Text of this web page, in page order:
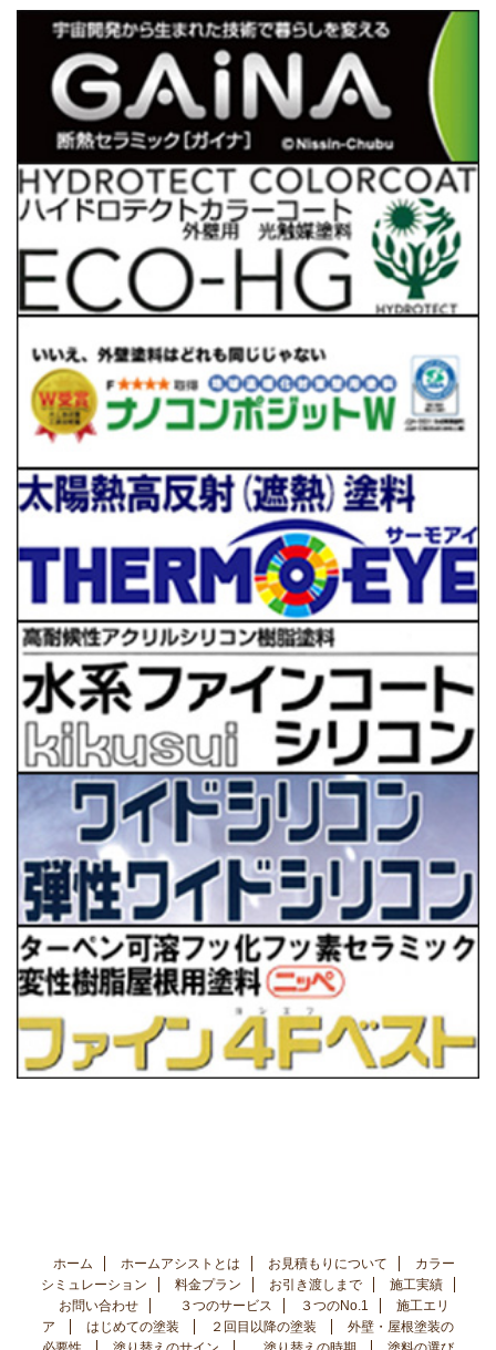
ホーム ホームアシストとは お見積もりについて
カラー
シミュレーション
料金プラン お引き渡しまで
施工実績
お問い合わせ
３つのサービス ３つのNo.1
施工エリ
ア
はじめての塗装 ２回目以降の塗装
外壁・屋根塗装の